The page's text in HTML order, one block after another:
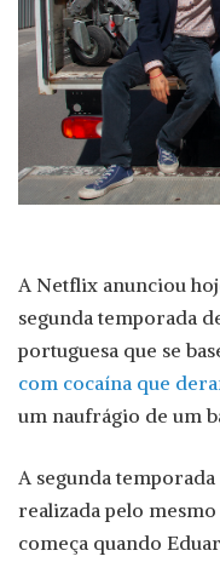
A Netflix anunciou
segunda temporada
portuguesa que se
com cocaína que
um naufrágio de um
A segunda
realizada pelo
começa quando